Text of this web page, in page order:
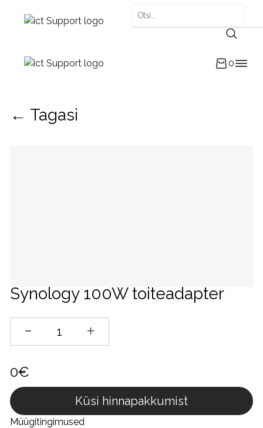
0
← Tagasi
Synology 100W toiteadapter
0€
Küsi hinnapakkumist
Müügitingimused